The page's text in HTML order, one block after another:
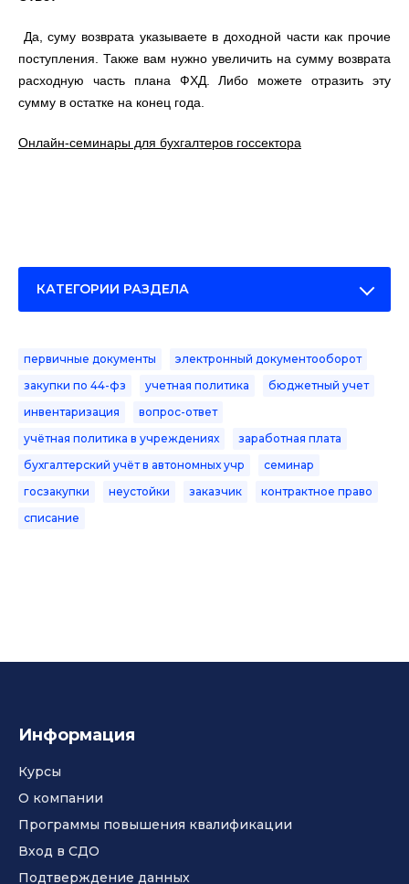
Да, суму возврата указываете в доходной части как прочие
поступления. Также вам нужно увеличить на сумму возврата
расходную часть плана ФХД. Либо можете отразить эту
сумму в остатке на конец года.
Онлайн-семинары для бухгалтеров госсектора
КАТЕГОРИИ РАЗДЕЛА
первичные документы
электронный документооборот
закупки по 44-фз
учетная политика
бюджетный учет
инвентаризация
вопрос-ответ
учётная политика в учреждениях
заработная плата
бухгалтерский учёт в автономных учр
семинар
госзакупки
неустойки заказчик
контрактное право
списание
Информация
Курсы
О компании
Программы повышения квалификации
Вход в СДО
Подтверждение данных